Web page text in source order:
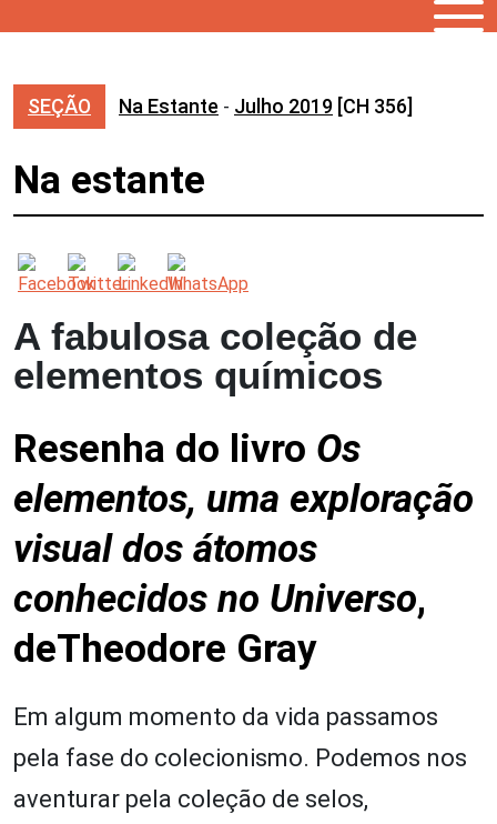
SEÇÃO Na Estante - Julho 2019 [CH 356]
Na estante
A fabulosa coleção de
elementos químicos
Resenha do livro Os
elementos, uma exploração
visual dos átomos
conhecidos no Universo,
deTheodore Gray
Em algum momento da vida passamos
pela fase do colecionismo. Podemos nos
aventurar pela coleção de selos,